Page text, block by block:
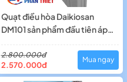
Quạt điều hòa Daikiosan
DM101 sản phẩm đầu tiên áp
Ag+
Mua ngay
2.800.000đ
2.570.000đ